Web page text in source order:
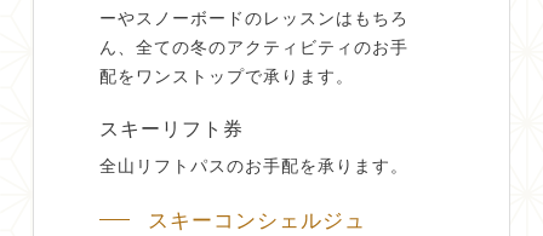
ーやスノーボードのレッスンはもちろ
ん、全ての冬のアクティビティのお手
配をワンストップで承ります。
スキーリフト券
全山リフトパスのお手配を承ります。
スキーコンシェルジュ